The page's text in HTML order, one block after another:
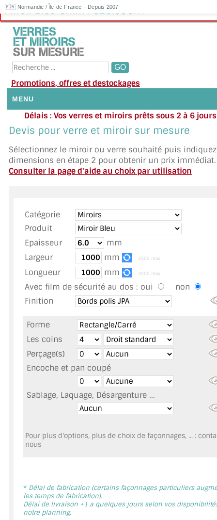
🇫🇷 Normandie / Île-de-France – Depuis 2007
Miroir Bleu 6mm : 320.83€HT
Promotions, offres et destockages
MENU
NOUS CONTACTER
DEMANDE DE DEVIS
TOUS LES TARIFS AU M2
GUIDE : CHOIX PAR UTILISATION
INSPIRATIONS ET NOUVEAUTÉS
AMBIANCE LAITON BROSSÉ
MIROIR SUR MESURE
MIROIR VIEILLI
MIROIR DÉCORATIF DE COULEUR
LOTS DE MIROIRS EN MOZAÏQUE
MIROIR DE SALLE DE BAIN
MIROIR POUR SALLE DE SPORT
MIROIR POUR SALLE DE DANSE
Délais : Vos verres et miroirs prêts sous 2 à 6
moyenne
Besoin
Appelez ou envoyez un SMS au 06 79 92
Devis pour verre et miroir sur mesure
Sélectionnez le miroir ou verre souhaité puis
dimensions en étape 2 pour obtenir un prix immédiat.
Consulter la page d'aide au choix par utilisation
Catégorie
Produit
Epaisseur
mm
Largeur
mm 2500 max
Longueur mm 3000 max
Avec film de sécurité au dos : oui
non
Finition
Forme
Les coins
Perçage(s)
Encoche et pan coupé
Sablage, Laquage, Désargenture ...
Pour plus d'options, plus de choix de façonnages, ... :
nous
* Délai de fabrication (certains façonnages particuliers
les temps de fabrication).
Délai de livraison +1 a quelques jours selon vos
notre planning.